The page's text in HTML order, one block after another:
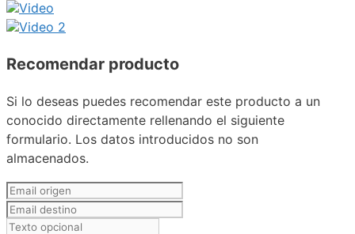
Video
Video 2
Recomendar producto
Si lo deseas puedes recomendar este producto a un
conocido directamente rellenando el siguiente
formulario. Los datos introducidos no son
almacenados.